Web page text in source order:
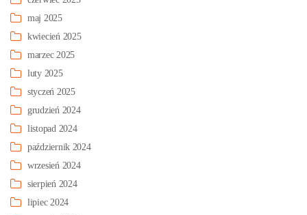
maj 2025
kwiecień 2025
marzec 2025
luty 2025
styczeń 2025
grudzień 2024
listopad 2024
październik 2024
wrzesień 2024
sierpień 2024
lipiec 2024